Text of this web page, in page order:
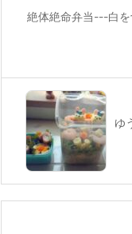
絶体絶命弁当---白
ゆ